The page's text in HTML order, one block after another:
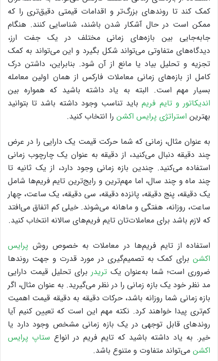
کمک کند تا روندهای بزرگ‌تر و اقدامات قیمتی دقیق‌تری را که
ممکن است در حال آشکار شدن باشند، شناسایی کنند. هنگام
جابه‌جایی بین بازه‌های زمانی مختلف در یک جفت ارز،
دیدگاه‌های متفاوتی می‌تواند شکل بگیرد و این می‌تواند به کمک
تجزیه و تحلیل بیاد یا مانع از آن شود. بنابراین، داشتن درک
کامل از بازه‌های زمانی معاملات فارکس از همان اولین معامله
بسیار مهم است. البته به یاد داشته باشید که همواره بین
اندیکاتور و تایم فریمباید تناسب وجود داشته باشد تا بتوانید
بهترین استراتژی پرایس اکشن را انتخاب کنید.
به عنوان مثال، زمانی که شما حرکت قیمت یک دارایی را در عرض
چند دقیقه دنبال می‌کنید، از دقیقه به عنوان یک چارچوب زمانی
استفاده می‌کنید. چندین بازه زمانی وجود دارد، از یک ثانیه تا
چند ماه و چند سال، اما مهم‌ترین و رایج‌ترین تایم فریم‌ها شامل
یک دقیقه، پنج دقیقه، پانزده دقیقه، سی دقیقه، یک ساعت، چهار
ساعت، روزانه، هفتگی و ماهانه می‌شوند. خیلی کم اتفاق می‌افتد
که لازم باشد برای معاملات‌تان تایم فریم‌های سالانه انتخاب کنید.
استفاده از تایم فریم‌ها در معاملات به خصوص روش پرایس
اکشن برای کمک به تصمیم‌گیری در مورد قدرت و جهت روندها
ضروری است؛ شما به‌عنوان یک تریدر برای تحلیل قیمت دارایی
مد نظر خود یک بازه زمانی را در نظر می‌گیرید. به عنوان مثال، اگر
بازه زمانی شما روزانه باشد، حرکات دقیقه به دقیقه قیمت اهمیت
کم‌تری پیدا خواهند کرد. نکته مهم این است که تعیین کنیم آیا
روندهای قابل توجهی در یک بازه زمانی مشخص وجود دارد یا
خیر. به یاد داشته باشید که تایم فریم در انواع ستاپ پرایس
اکشن می‌تواند متفاوت و متنوع باشد.